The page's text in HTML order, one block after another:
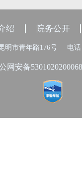
绍 院务公开
明市青年路176号 电话
网安备